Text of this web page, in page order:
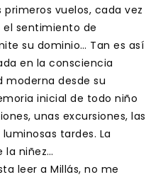
vuelos, cada vez
el sentimiento de
su dominio… Tan es así
en la consciencia
moderna desde su
inicial de todo niño
unas excursiones, las
tardes. La
la niñez…
leer a Millás, no me